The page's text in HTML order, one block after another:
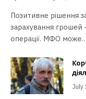
Позитивне рішення
зарахування грошей
операції. МФО може…
July